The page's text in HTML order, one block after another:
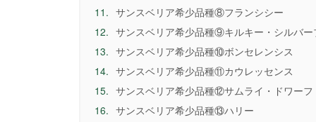
11. サンスベリア希少品種⑧フランシシー
12. サンスベリア希少品種⑨キルキー・シルバー
13. サンスベリア希少品種⑩ボンセレンシス
14. サンスベリア希少品種⑪カウレッセンス
15. サンスベリア希少品種⑫サムライ・ドワーフ
16. サンスベリア希少品種⑬ハリー